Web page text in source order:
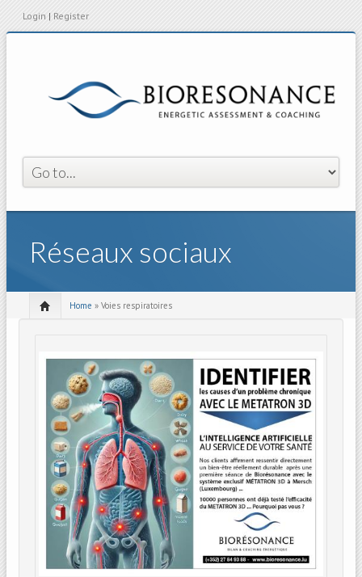
Login | Register
Réseaux sociaux
Home » Voies respiratoires